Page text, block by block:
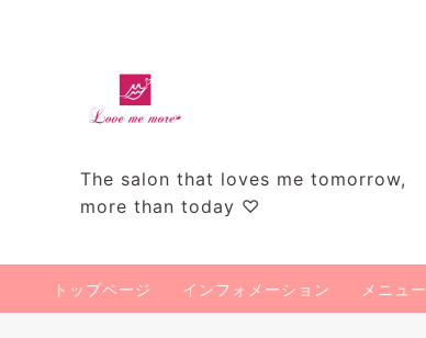
The salon that loves me tomorrow,
more than today ♡
トップページ インフォメーション メニュー